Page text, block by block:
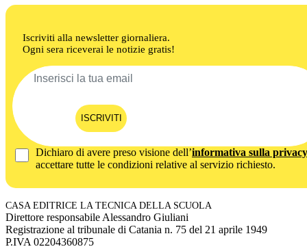
Iscriviti alla newsletter giornaliera.
Ogni sera riceverai le notizie gratis!
ISCRIVITI
Dichiaro di avere preso visione dell’informativa sulla privacy
accettare tutte le condizioni relative al servizio richiesto.
CASA EDITRICE LA TECNICA DELLA SCUOLA
Direttore responsabile Alessandro Giuliani
Registrazione al tribunale di Catania n. 75 del 21 aprile 1949
P.IVA 02204360875